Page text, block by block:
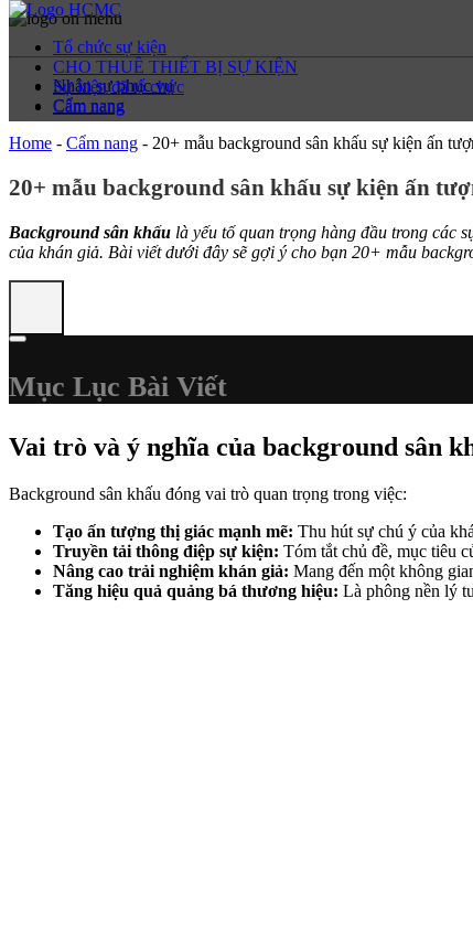
Nhân sự phục vụ
Cẩm nang
Tổ chức sự kiện
CHO THUÊ THIẾT BỊ SỰ KIỆN
Sự kiện đã tổ chức
Cẩm nang
Home - Cẩm nang - 20+ mẫu background sân khấu sự kiện ấn
20+ mẫu background sân khấu sự kiện ấn
Background sân khấu là yếu tố quan trọng hàng đầu trong các
của khán giả. Bài viết dưới đây sẽ gợi ý cho bạn 20+ mẫu
Mục Lục Bài Viết
Vai trò và ý nghĩa của background sân
Background sân khấu đóng vai trò quan trọng trong việc:
Tạo ấn tượng thị giác mạnh mẽ: Thu hút sự chú ý của
Truyền tải thông điệp sự kiện: Tóm tắt chủ đề, mục tiêu
Nâng cao trải nghiệm khán giả: Mang đến một không
Tăng hiệu quả quảng bá thương hiệu: Là phông nền lý